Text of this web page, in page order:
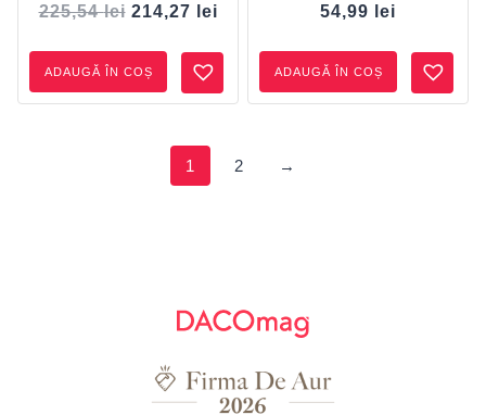
225,54lei 214,27 lei
ADAUGĂ ÎN COȘ
54,99
lei
ADAUGĂ ÎN COȘ
1 2 →